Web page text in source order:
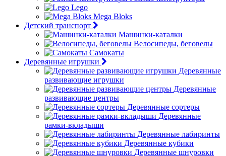
Lego
Mega Bloks
Детский транспорт
Машинки-каталки
Велосипеды, беговелы
Самокаты
Деревянные игрушки
Деревянные
развивающие игрушки
Деревянные
развивающие центры
Деревянные сортеры
Деревянные
рамки-вкладыши
Деревянные лабиринты
Деревянные кубики
Деревянные шнуровки